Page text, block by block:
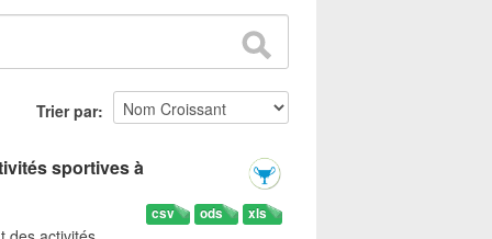
Trier par
sportives à
xls
ods
csv